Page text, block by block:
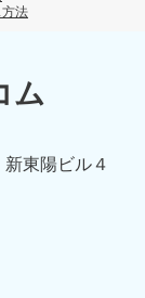
法
ム
東陽ビル４